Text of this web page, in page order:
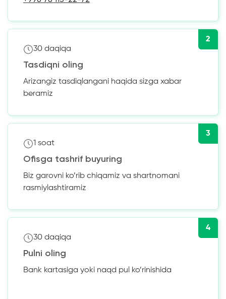
2
30 daqiqa
Tasdiqni oling
Arizangiz tasdiqlangani haqida sizga xabar
beramiz
3
1 soat
Ofisga tashrif buyuring
Biz garovni ko’rib chiqamiz va shartnomani
rasmiylashtiramiz
4
30 daqiqa
Pulni oling
Bank kartasiga yoki naqd pul ko’rinishida